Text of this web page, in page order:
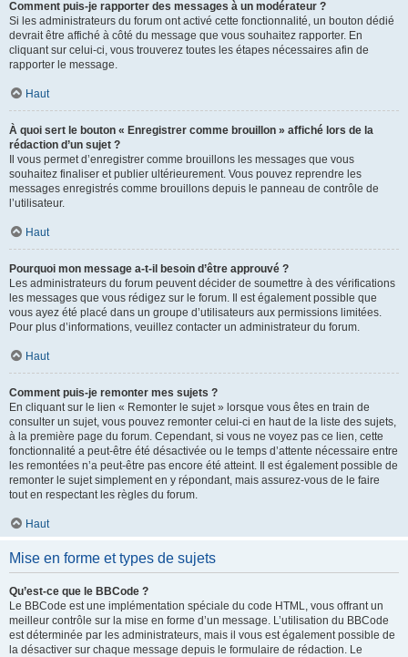
Comment puis-je rapporter des messages à un modérateur ?
Si les administrateurs du forum ont activé cette fonctionnalité, un bouton dédié
devrait être affiché à côté du message que vous souhaitez rapporter. En
cliquant sur celui-ci, vous trouverez toutes les étapes nécessaires afin de
rapporter le message.
Haut
À quoi sert le bouton « Enregistrer comme brouillon » affiché lors de la
rédaction d’un sujet ?
Il vous permet d’enregistrer comme brouillons les messages que vous
souhaitez finaliser et publier ultérieurement. Vous pouvez reprendre les
messages enregistrés comme brouillons depuis le panneau de contrôle de
l’utilisateur.
Haut
Pourquoi mon message a-t-il besoin d’être approuvé ?
Les administrateurs du forum peuvent décider de soumettre à des vérifications
les messages que vous rédigez sur le forum. Il est également possible que
vous ayez été placé dans un groupe d’utilisateurs aux permissions limitées.
Pour plus d’informations, veuillez contacter un administrateur du forum.
Haut
Comment puis-je remonter mes sujets ?
En cliquant sur le lien « Remonter le sujet » lorsque vous êtes en train de
consulter un sujet, vous pouvez remonter celui-ci en haut de la liste des sujets,
à la première page du forum. Cependant, si vous ne voyez pas ce lien, cette
fonctionnalité a peut-être été désactivée ou le temps d’attente nécessaire entre
les remontées n’a peut-être pas encore été atteint. Il est également possible de
remonter le sujet simplement en y répondant, mais assurez-vous de le faire
tout en respectant les règles du forum.
Haut
Mise en forme et types de sujets
Qu’est-ce que le BBCode ?
Le BBCode est une implémentation spéciale du code HTML, vous offrant un
meilleur contrôle sur la mise en forme d’un message. L’utilisation du BBCode
est déterminée par les administrateurs, mais il vous est également possible de
la désactiver sur chaque message depuis le formulaire de rédaction. Le